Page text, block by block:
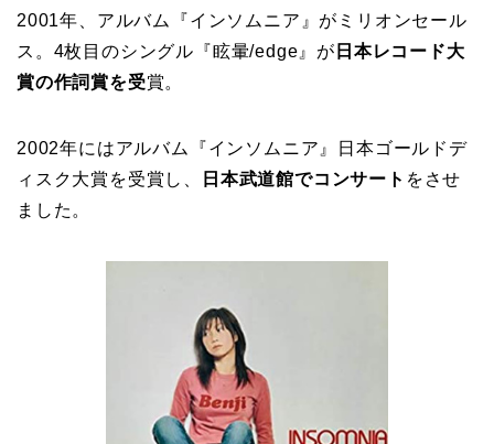
2001年、アルバム『インソムニア』がミリオンセール
ス。4枚目のシングル『眩暈/edge』が 日本レコード大
賞の作詞賞を受賞。
2002年にはアルバム『インソムニア』日本ゴールドデ
ィスク大賞を受賞し、
日本武道館でコンサート をさせ
ました。